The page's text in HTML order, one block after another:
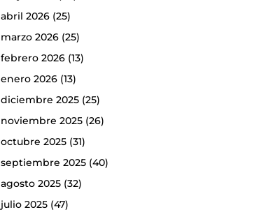
abril 2026(25)
marzo 2026(25)
febrero 2026(13)
enero 2026(13)
diciembre 2025(25)
noviembre 2025(26)
octubre 2025(31)
septiembre 2025(40)
agosto 2025(32)
julio 2025(47)